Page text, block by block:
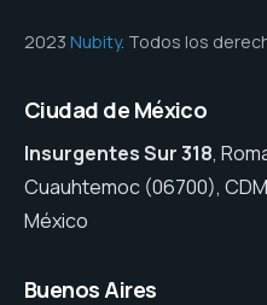
2023 Nubity. Todos los
Ciudad de México
Insurgentes Sur 318,
Cuauhtemoc (06700),
México
Buenos Aires